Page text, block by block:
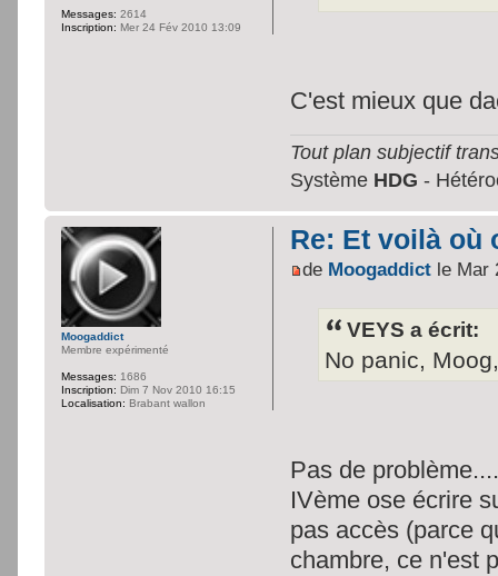
C'est mieux que
Tout plan subjectif
Système HDG -
Messages: 2614
Inscription: Mer 24 Fév 2010 13:09
Re: Et voilà où
de Moogaddict le Mar
VEYS a écrit:
No panic,
Pas de
IVème ose écrire
pas accès (parce
chambre, ce n'est
Moogaddict
Membre expérimenté
Messages: 1686
Inscription: Dim 7 Nov 2010 16:15
Localisation: Brabant wallon